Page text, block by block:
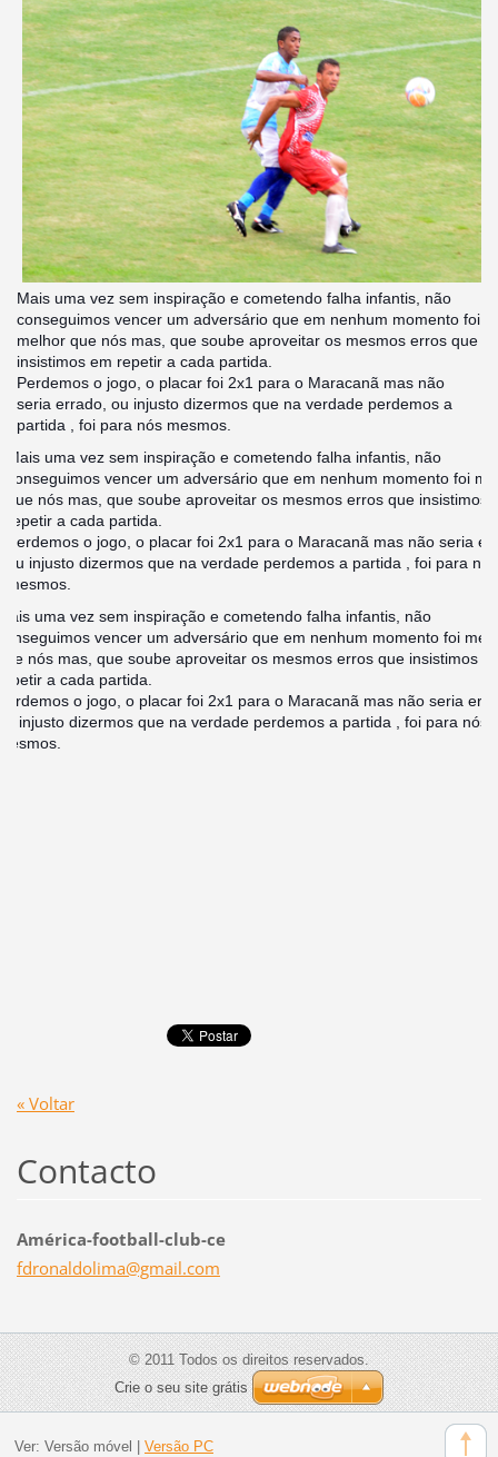
Mais uma vez sem inspiração e cometendo falha infantis, não
conseguimos vencer um adversário que em nenhum momento foi
melhor que nós mas, que soube aproveitar os mesmos erros que
insistimos em repetir a cada partida.
Perdemos o jogo, o placar foi 2x1 para o Maracanã mas não
seria errado, ou injusto dizermos que na verdade perdemos a
partida , foi para nós mesmos.
Mais uma vez sem inspiração e cometendo falha infantis, não
conseguimos vencer um adversário que em nenhum momento foi
que nós mas, que soube aproveitar os mesmos erros que insistimos
repetir a cada partida.
Perdemos o jogo, o placar foi 2x1 para o Maracanã mas não seria
ou injusto dizermos que na verdade perdemos a partida , foi para nós
mesmos.
uma vez sem inspiração e cometendo falha infantis, não
vencer um adversário que em nenhum momento foi
nós mas, que soube aproveitar os mesmos erros que insistimos
a cada partida.
o jogo, o placar foi 2x1 para o Maracanã mas não seria
injusto dizermos que na verdade perdemos a partida , foi para nós
« Voltar
Contacto
América-football-club-ce
fdronaldolima@gmail.com
© 2011 Todos os direitos reservados.
Crie o seu site grátis
Ver: Versão móvel Versão PC